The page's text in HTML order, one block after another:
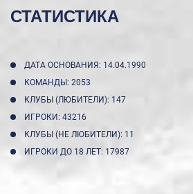
СТАТИСТИКА
ДАТА ОСНОВАНИЯ: 14.04.1990
КОМАНДЫ: 2053
КЛУБЫ (ЛЮБИТЕЛИ): 147
ИГРОКИ: 43216
КЛУБЫ (НЕ ЛЮБИТЕЛИ): 11
ИГРОКИ ДО 18 ЛЕТ: 17987